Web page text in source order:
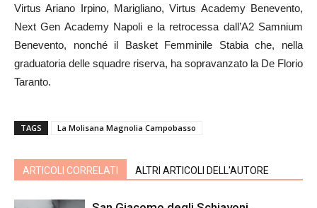
Virtus Ariano Irpino, Marigliano, Virtus Academy Benevento,
Next Gen Academy Napoli e la retrocessa dall’A2 Samnium
Benevento, nonché il Basket Femminile Stabia che, nella
graduatoria delle squadre riserva, ha sopravanzato la De Florio
Taranto.
TAGS La Molisana Magnolia Campobasso
ARTICOLI CORRELATI ALTRI ARTICOLI DELL'AUTORE